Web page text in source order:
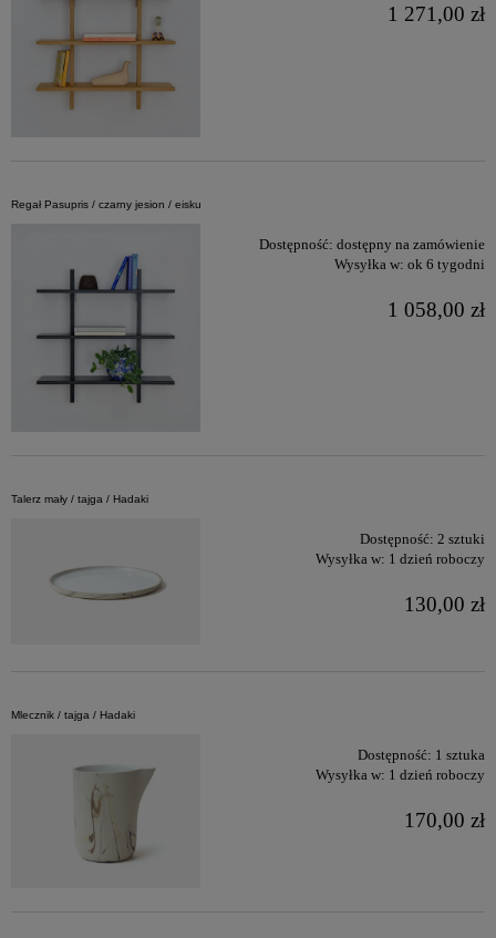
1 271,00 zł
Regał Pasupris / czarny jesion / eisku
Dostępność: dostępny na zamówienie
Wysyłka w: ok 6 tygodni
1 058,00 zł
Talerz mały / tajga / Hadaki
Dostępność: 2 sztuki
Wysyłka w: 1 dzień roboczy
130,00 zł
Mlecznik / tajga / Hadaki
Dostępność: 1 sztuka
Wysyłka w: 1 dzień roboczy
170,00 zł